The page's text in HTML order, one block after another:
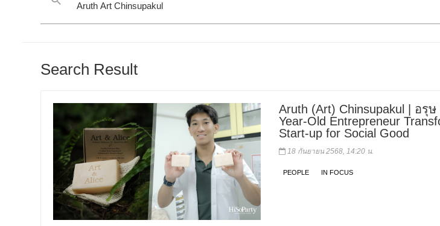
Search Result
Aruth (Art) Chinsupakul | อรุ
Year-Old Entrepreneur
Start-up for Social Good
18 กันยายน 2568, 14:20 น.
PEOPLE IN FOCUS